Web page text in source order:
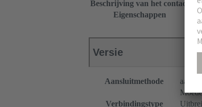
Beschrijving van het contact
Eigenschappen
Versie
Aansluitmethode
Verbindingstype